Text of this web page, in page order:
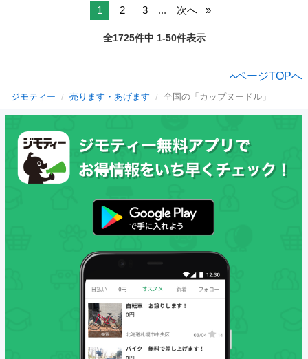
1 2 3 ... 次へ
全1725件中 1-50件表示
ページTOPへ
ジモティー 売ります・あげます 全国の「カップヌードル」